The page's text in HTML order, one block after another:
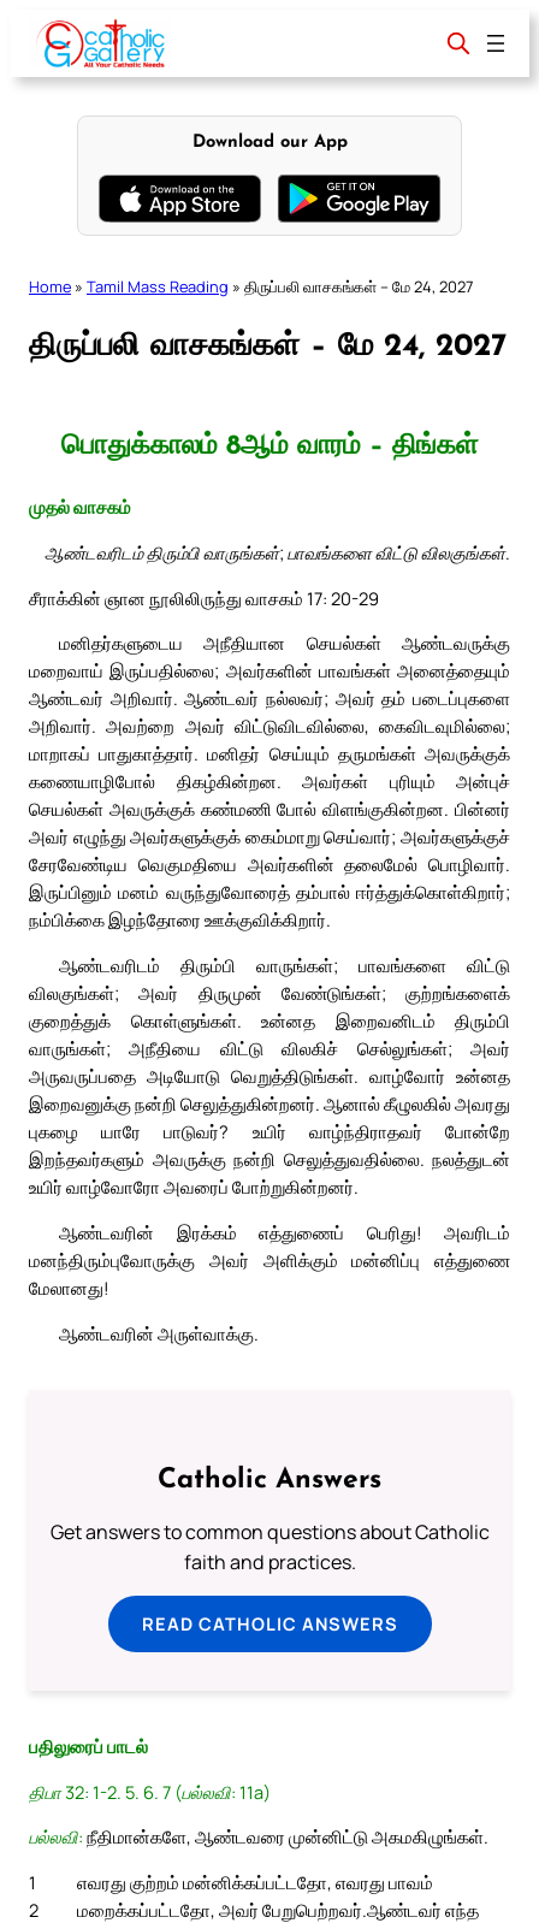
content
Download our App
Home » Tamil Mass Reading » திருப்பலி வாசகங்கள் – மே 24, 2027
திருப்பலி வாசகங்கள் – மே 24, 2027
பொதுக்காலம் 8ஆம் வாரம் – திங்கள்
முதல் வாசகம்
ஆண்டவரிடம் திரும்பி வாருங்கள்; பாவங்களை விட்டு விலகுங்கள்.
சீராக்கின் ஞான நூலிலிருந்து வாசகம் 17: 20-29
மனிதர்களுடைய அநீதியான செயல்கள் ஆண்டவருக்கு
மறைவாய் இருப்பதில்லை; அவர்களின் பாவங்கள் அனைத்தையும்
ஆண்டவர் அறிவார். ஆண்டவர் நல்லவர்; அவர் தம் படைப்புகளை
அறிவார். அவற்றை அவர் விட்டுவிடவில்லை, கைவிடவுமில்லை;
மாறாகப் பாதுகாத்தார். மனிதர் செய்யும் தருமங்கள் அவருக்குக்
கணையாழிபோல் திகழ்கின்றன. அவர்கள் புரியும் அன்புச்
செயல்கள் அவருக்குக் கண்மணி போல் விளங்குகின்றன. பின்னர்
அவர் எழுந்து அவர்களுக்குக் கைம்மாறு செய்வார்; அவர்களுக்குச்
சேரவேண்டிய வெகுமதியை அவர்களின் தலைமேல் பொழிவார்.
இருப்பினும் மனம் வருந்துவோரைத் தம்பால் ஈர்த்துக்கொள்கிறார்;
நம்பிக்கை இழந்தோரை ஊக்குவிக்கிறார்.
ஆண்டவரிடம் திரும்பி வாருங்கள்; பாவங்களை விட்டு
விலகுங்கள்; அவர் திருமுன் வேண்டுங்கள்; குற்றங்களைக்
குறைத்துக் கொள்ளுங்கள். உன்னத இறைவனிடம் திரும்பி
வாருங்கள்; அநீதியை விட்டு விலகிச் செல்லுங்கள்; அவர்
அருவருப்பதை அடியோடு வெறுத்திடுங்கள். வாழ்வோர் உன்னத
இறைவனுக்கு நன்றி செலுத்துகின்றனர். ஆனால் கீழுலகில் அவரது
புகழை யாரே பாடுவர்? உயிர் வாழ்ந்திராதவர் போன்றே
இறந்தவர்களும் அவருக்கு நன்றி செலுத்துவதில்லை. நலத்துடன்
உயிர் வாழ்வோரோ அவரைப் போற்றுகின்றனர்.
ஆண்டவரின் இரக்கம் எத்துணைப் பெரிது! அவரிடம்
மனந்திரும்புவோருக்கு அவர் அளிக்கும் மன்னிப்பு எத்துணை
மேலானது!
ஆண்டவரின் அருள்வாக்கு.
Catholic Answers
Get answers to common questions about Catholic
faith and practices.
READ CATHOLIC ANSWERS
பதிலுரைப் பாடல்
திபா 32: 1-2. 5. 6. 7 (பல்லவி: 11a)
பல்லவி: நீதிமான்களே, ஆண்டவரை முன்னிட்டு அகமகிழுங்கள்.
1
எவரது குற்றம் மன்னிக்கப்பட்டதோ, எவரது பாவம்
மறைக்கப்பட்டதோ, அவர் பேறுபெற்றவர்.
2
ஆண்டவர் எந்த